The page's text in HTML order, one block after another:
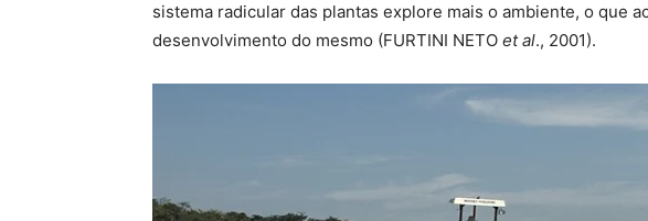
sistema radicular das plantas explore mais o ambiente, o que
desenvolvimento do mesmo (FURTINI NETO et al., 2001).